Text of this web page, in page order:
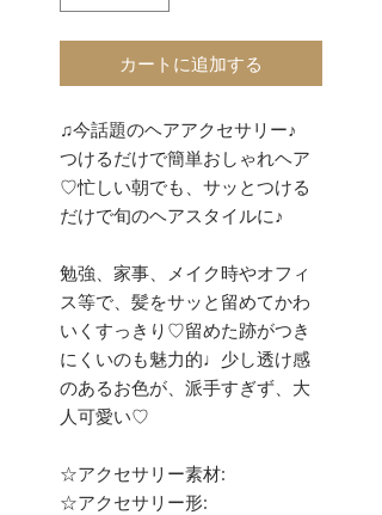
カートに追加する
♫今話題のヘアアクセサリー♪
つけるだけで簡単おしゃれヘア
♡忙しい朝でも、サッとつける
だけで旬のヘアスタイルに♪
勉強、家事、メイク時やオフィ
ス等で、髪をサッと留めてかわ
いくすっきり♡留めた跡がつき
にくいのも魅力的♩少し透け感
のあるお色が、派手すぎず、大
人可愛い♡
☆アクセサリー素材:
☆アクセサリー形: